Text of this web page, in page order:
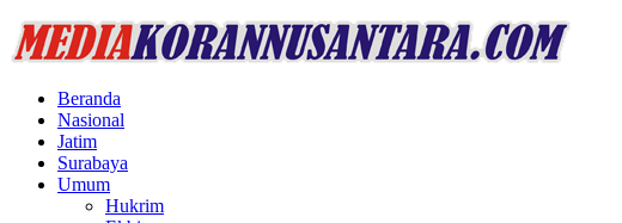
Beranda
Nasional
Jatim
Surabaya
Umum
Hukrim